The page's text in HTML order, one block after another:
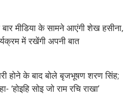
मीडिया के सामने आएंगी शेख हसीना,
में रखेंगी अपनी बात
होने के बाद बोले बृजभूषण शरण सिंह;
‘होइहि सोइ जो राम रचि राखा’